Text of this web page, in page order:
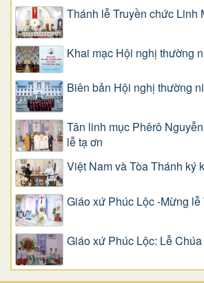
Thánh lễ Truyền chức Linh
Khai mạc Hội nghị thường
Biên bản Hội nghị thường
Tân linh mục Phêrô
lễ tạ ơn
Việt Nam và Tòa Thánh ký
Giáo xứ Phúc Lộc -Mừng
Giáo xứ Phúc Lộc: Lễ